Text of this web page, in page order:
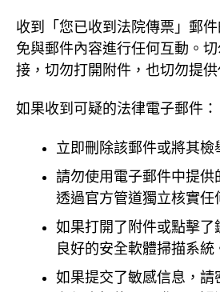
收到「您已收到法院傳票」郵
免與郵件內容進行任何互動。
接，切勿打開附件，也切勿提供
如果收到可疑的法律電子郵件：
立即刪除該郵件或將其檢
請勿使用電子郵件中提供
透過官方管道獨立核實任
如果打開了附件或點擊了
良好的安全軟體掃描系統
如果提交了敏感信息，請